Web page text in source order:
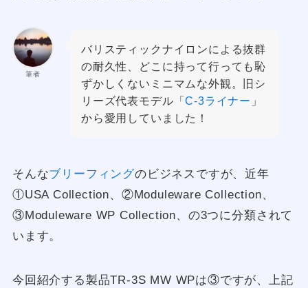
筆者
バリスティックナイロンによる抜群
の耐久性、どこに持って行っても恥
ずかしくないミニマムな外観。旧シ
リーズ代表モデル「C-3ライナー 」
から愛用していました！
そんなブリーフィングのビジネスですが、近年
①USA Collection、②Moduleware Collection、
③Moduleware WP Collection、の3つに分類されて
います。
今回紹介する製品TR-3S MW WPは③ですが、上記